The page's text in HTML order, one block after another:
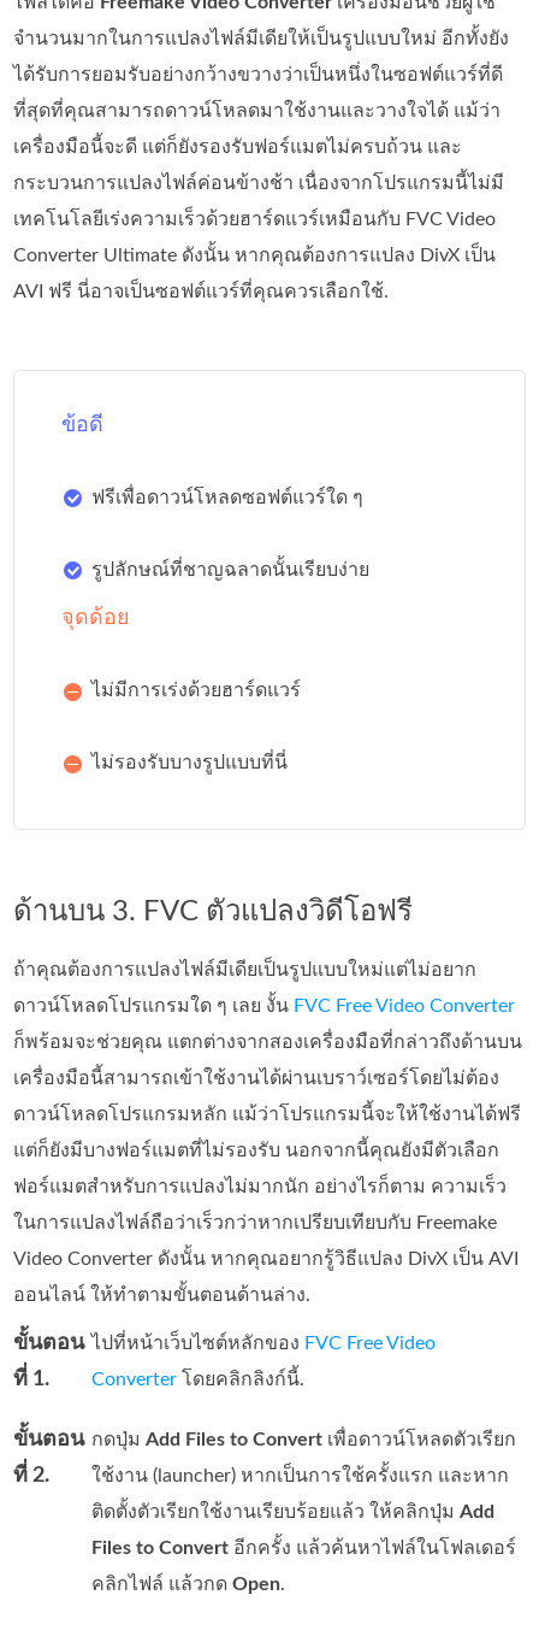
จำนวนมากในการแปลงไฟล์มีเดียให้เป็นรูปแบบใหม่ อีกทั้งยัง
ได้รับการยอมรับอย่างกว้างขวางว่าเป็นหนึ่งในซอฟต์แวร์ที่ดี
ที่สุดที่คุณสามารถดาวน์โหลดมาใช้งานและวางใจได้ แม้ว่า
เครื่องมือนี้จะดี แต่ก็ยังรองรับฟอร์แมตไม่ครบถ้วน และ
กระบวนการแปลงไฟล์ค่อนข้างช้า เนื่องจากโปรแกรมนี้ไม่มี
เทคโนโลยีเร่งความเร็วด้วยฮาร์ดแวร์เหมือนกับ FVC Video
Converter Ultimate ดังนั้น หากคุณต้องการแปลง DivX เป็น
AVI ฟรี นี่อาจเป็นซอฟต์แวร์ที่คุณควรเลือกใช้.
ข้อดี
ฟรีเพื่อดาวน์โหลดซอฟต์แวร์ใด ๆ
รูปลักษณ์ที่ชาญฉลาดนั้นเรียบง่าย
จุดด้อย
ไม่มีการเร่งด้วยฮาร์ดแวร์
ไม่รองรับบางรูปแบบที่นี่
ด้านบน 3. FVC ตัวแปลงวิดีโอฟรี
ถ้าคุณต้องการแปลงไฟล์มีเดียเป็นรูปแบบใหม่แต่ไม่อยาก
ดาวน์โหลดโปรแกรมใด ๆ เลย งั้น FVC Free Video Converter
ก็พร้อมจะช่วยคุณ แตกต่างจากสองเครื่องมือที่กล่าวถึงด้านบน
เครื่องมือนี้สามารถเข้าใช้งานได้ผ่านเบราว์เซอร์โดยไม่ต้อง
ดาวน์โหลดโปรแกรมหลัก แม้ว่าโปรแกรมนี้จะให้ใช้งานได้ฟรี
แต่ก็ยังมีบางฟอร์แมตที่ไม่รองรับ นอกจากนี้คุณยังมีตัวเลือก
ฟอร์แมตสำหรับการแปลงไม่มากนัก อย่างไรก็ตาม ความเร็ว
ในการแปลงไฟล์ถือว่าเร็วกว่าหากเปรียบเทียบกับ Freemake
Video Converter ดังนั้น หากคุณอยากรู้วิธีแปลง DivX เป็น AVI
ออนไลน์ ให้ทำตามขั้นตอนด้านล่าง.
ขั้นตอน
ที่ 1.
ไปที่หน้าเว็บไซต์หลักของ FVC Free Video
Converter โดยคลิกลิงก์นี้.
ขั้นตอน
ที่ 2.
กดปุ่มAdd Files to Convert เพื่อดาวน์โหลดตัวเรียก
ใช้งาน (launcher) หากเป็นการใช้ครั้งแรก และหาก
ติดตั้งตัวเรียกใช้งานเรียบร้อยแล้ว ให้คลิกปุ่มAdd
Files to Convert อีกครั้ง แล้วค้นหาไฟล์ในโฟลเดอร์
คลิกไฟล์ แล้วกดOpen.